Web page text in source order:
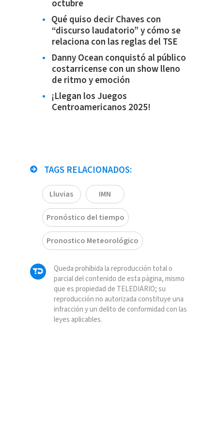
octubre
Qué quiso decir Chaves con
“discurso laudatorio” y cómo se
relaciona con las reglas del TSE
Danny Ocean conquistó al público
costarricense con un show lleno
de ritmo y emoción
¡Llegan los Juegos
Centroamericanos 2025!
TAGS RELACIONADOS:
Lluvias IMN
Pronóstico del tiempo
Pronostico Meteorológico
Queda prohibida la reproducción total o
parcial del contenido de esta página, mismo
que es propiedad de TELEDIARIO; su
reproducción no autorizada constituye una
infracción y un delito de conformidad con las
leyes aplicables.